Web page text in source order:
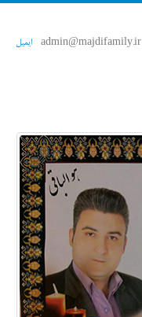
admin@majdifamily.ir ایمیل